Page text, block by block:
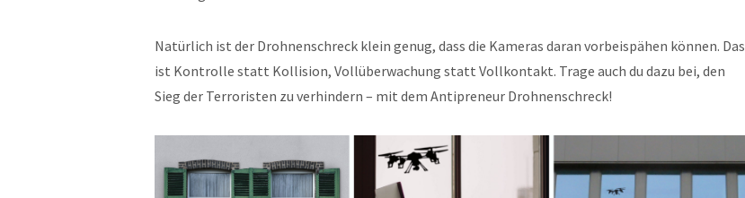
Natürlich ist der Drohnenschreck klein genug, dass die Kameras daran vorbeispähen können. Das
ist Kontrolle statt Kollision, Vollüberwachung statt Vollkontakt. Trage auch du dazu bei, den
Sieg der Terroristen zu verhindern – mit dem Antipreneur Drohnenschreck!